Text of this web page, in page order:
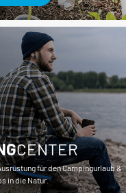
CENTER
für den Campingurlaub &
in die Natur.